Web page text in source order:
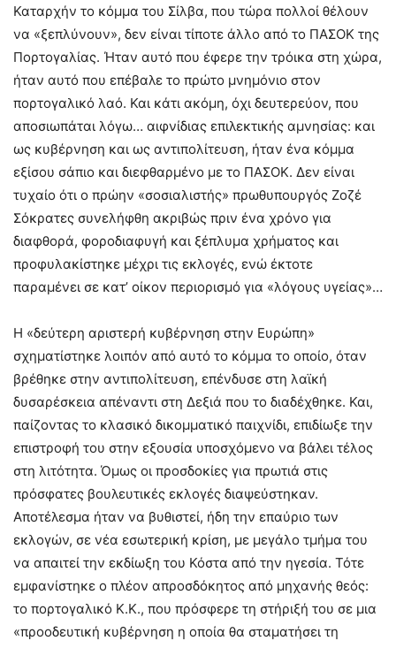
Καταρχήν το κόμμα του Σίλβα, που τώρα πολλοί θέλουν
να «ξεπλύνουν», δεν είναι τίποτε άλλο από το ΠΑΣΟΚ της
Πορτογαλίας. Ήταν αυτό που έφερε την τρόικα στη χώρα,
ήταν αυτό που επέβαλε το πρώτο μνημόνιο στον
πορτογαλικό λαό. Και κάτι ακόμη, όχι δευτερεύον, που
αποσιωπάται λόγω… αιφνίδιας επιλεκτικής αμνησίας: και
ως κυβέρνηση και ως αντιπολίτευση, ήταν ένα κόμμα
εξίσου σάπιο και διεφθαρμένο με το ΠΑΣΟΚ. Δεν είναι
τυχαίο ότι ο πρώην «σοσιαλιστής» πρωθυπουργός Ζοζέ
Σόκρατες συνελήφθη ακριβώς πριν ένα χρόνο για
διαφθορά, φοροδιαφυγή και ξέπλυμα χρήματος και
προφυλακίστηκε μέχρι τις εκλογές, ενώ έκτοτε
παραμένει σε κατ’ οίκον περιορισμό για «λόγους υγείας»…
Η «δεύτερη αριστερή κυβέρνηση στην Ευρώπη»
σχηματίστηκε λοιπόν από αυτό το κόμμα το οποίο, όταν
βρέθηκε στην αντιπολίτευση, επένδυσε στη λαϊκή
δυσαρέσκεια απέναντι στη Δεξιά που το διαδέχθηκε. Και,
παίζοντας το κλασικό δικομματικό παιχνίδι, επιδίωξε την
επιστροφή του στην εξουσία υποσχόμενο να βάλει τέλος
στη λιτότητα. Όμως οι προσδοκίες για πρωτιά στις
πρόσφατες βουλευτικές εκλογές διαψεύστηκαν.
Αποτέλεσμα ήταν να βυθιστεί, ήδη την επαύριο των
εκλογών, σε νέα εσωτερική κρίση, με μεγάλο τμήμα του
να απαιτεί την εκδίωξη του Κόστα από την ηγεσία. Τότε
εμφανίστηκε ο πλέον απροσδόκητος από μηχανής θεός:
το πορτογαλικό Κ.Κ., που πρόσφερε τη στήριξή του σε μια
«προοδευτική κυβέρνηση η οποία θα σταματήσει τη